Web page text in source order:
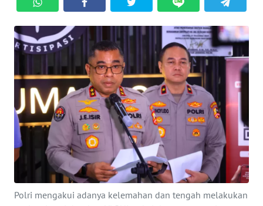
Polri mengakui adanya kelemahan dan tengah melakukan
EKUIN
KESEHATAN
INTERNASIONAL
SERBA-SERBI
PENDIDIKAN